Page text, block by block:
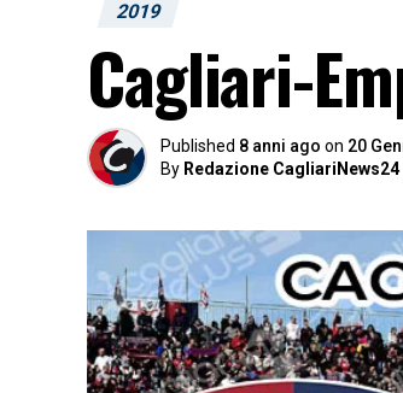
2019
Cagliari-
Published 8 anni ago on 20
By Redazione CagliariNews24